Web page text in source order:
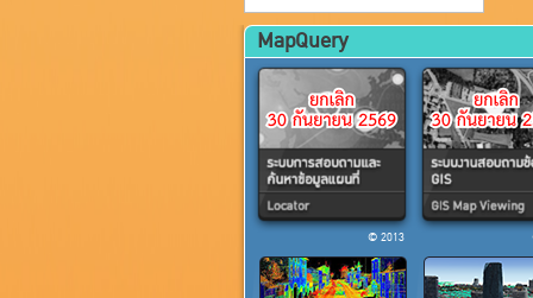
MapQuery
© 2013